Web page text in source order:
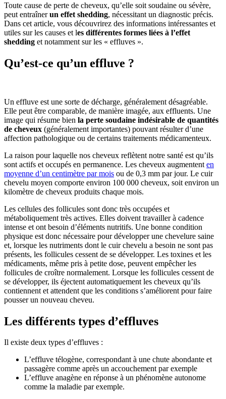
Toute cause de perte de cheveux, qu’elle soit soudaine ou sévère,
peut entraînerun effet shedding, nécessitant un diagnostic précis.
Dans cet article, vous découvrirez des informations intéressantes et
utiles sur les causes et les différentes formes liées à l’effet
shedding et notamment sur les « effluves ».
Qu’est-ce qu’un effluve ?
Un effluve est une sorte de décharge, généralement désagréable.
Elle peut être comparable, de manière imagée, aux effluents. Une
image qui résume bien la perte soudaine indésirable de quantités
de cheveux (généralement importantes) pouvant résulter d’une
affection pathologique ou de certains traitements médicamenteux.
La raison pour laquelle nos cheveux reflètent notre santé est qu’ils
sont actifs et occupés en permanence. Les cheveux augmentent en
moyenne d’un centimètre par mois ou de 0,3 mm par jour. Le cuir
chevelu moyen comporte environ 100 000 cheveux, soit environ un
kilomètre de cheveux produits chaque mois.
Les cellules des follicules sont donc très occupées et
métaboliquement très actives. Elles doivent travailler à cadence
intense et ont besoin d’éléments nutritifs. Une bonne condition
physique est donc nécessaire pour développer une chevelure saine
et, lorsque les nutriments dont le cuir chevelu a besoin ne sont pas
présents, les follicules cessent de se développer. Les toxines et les
médicaments, même pris à petite dose, peuvent empêcher les
follicules de croître normalement. Lorsque les follicules cessent de
se développer, ils éjectent automatiquement les cheveux qu’ils
contiennent et attendent que les conditions s’améliorent pour faire
pousser un nouveau cheveu.
Les différents types d’effluves
Il existe deux types d’effluves :
L’effluve télogène, correspondant à une chute abondante et
passagère comme après un accouchement par exemple
L’effluve anagène en réponse à un phénomène autonome
comme la maladie par exemple.